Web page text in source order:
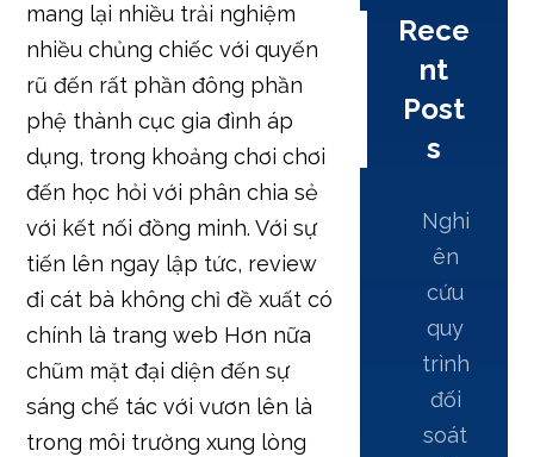
mang lại nhiều trải nghiệm
nhiều chủng chiếc với quyến
rũ đến rất phần đông phần
phệ thành cục gia đình áp
dụng, trong khoảng chơi chơi
đến học hỏi với phân chia sẻ
với kết nối đồng minh. Với sự
tiến lên ngay lập tức, review
đi cát bà không chỉ đề xuất có
chính là trang web Hơn nữa
chũm mặt đại diện đến sự
sáng chế tác với vươn lên là
trong môi trường xung lòng
Rece
nt
Post
s
Nghi
ên
cứu
quy
trình
đối
soát